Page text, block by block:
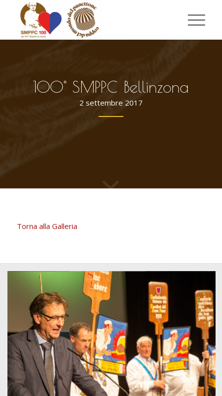
100° SMPPC Bellinzona
2 settembre 2017
Torna alla Galleria